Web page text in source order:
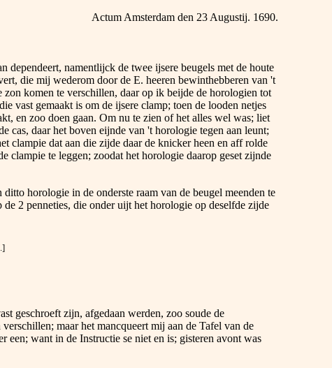
Actum Amsterdam den 23 Augustij. 1690.
namentlijck de twee ijsere beugels met de houte
die mij wederom door de E. heeren bewinthebberen van 't
komen te verschillen, daar op ik beijde de horologien tot
vast gemaakt is om de ijsere clamp; toen de looden netjes
en zoo doen gaan. Om nu te zien of het alles wel was; liet
cas, daar het boven eijnde van 't horologie tegen aan leunt;
clampie dat aan die zijde daar de knicker heen en aff rolde
clampie te leggen; zoodat het horologie daarop geset zijnde
horologie in de onderste raam van de beugel meenden te
2 penneties, die onder uijt het horologie op deselfde zijde
geschroeft zijn, afgedaan werden, zoo soude de
maar het mancqueert mij aan de Tafel van de
want in de Instructie se niet en is; gisteren avont was